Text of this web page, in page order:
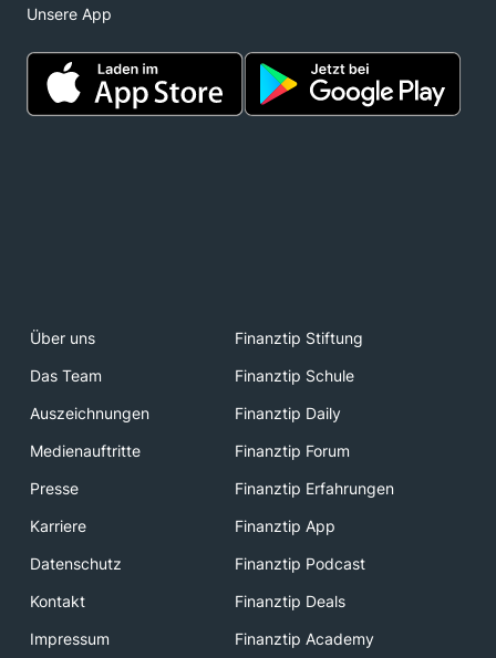
Unsere App
Über uns
Finanztip Stiftung
Das Team
Finanztip Schule
Auszeichnungen
Finanztip Daily
Medienauftritte
Finanztip Forum
Presse
Finanztip Erfahrungen
Karriere
Finanztip App
Datenschutz
Finanztip Podcast
Kontakt
Finanztip Deals
Impressum
Finanztip Academy